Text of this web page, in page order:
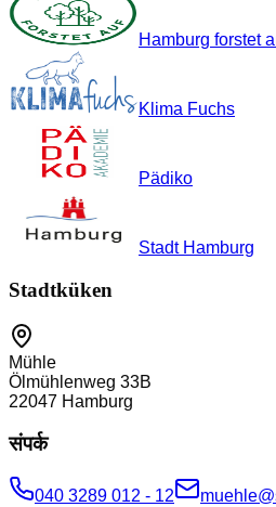
Hamburg forstet
Klima Fuchs
Pädiko
Stadt Hamburg
Stadtküken
Mühle
Ölmühlenweg 33B
22047 Hamburg
संपर्क
040 3289 012 - 12